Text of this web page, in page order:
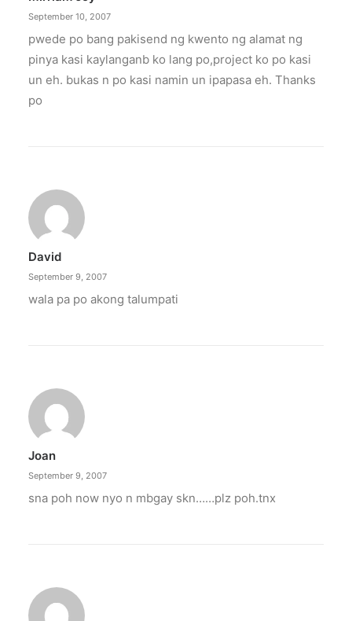
September 10, 2007
pwede po bang pakisend ng kwento ng alamat ng
pinya kasi kaylanganb ko lang po,project ko po kasi
un eh. bukas n po kasi namin un ipapasa eh. Thanks
po
David
September 9, 2007
wala pa po akong talumpati
Joan
September 9, 2007
sna poh now nyo n mbgay skn……plz poh.tnx